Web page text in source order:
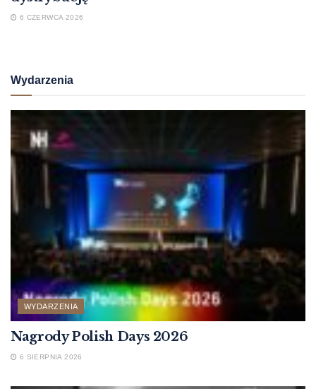
6 CZERWCA 2026
Wydarzenia
WYDARZENIA
Nagrody Polish Days 2026
6 SIERPNIA 2026